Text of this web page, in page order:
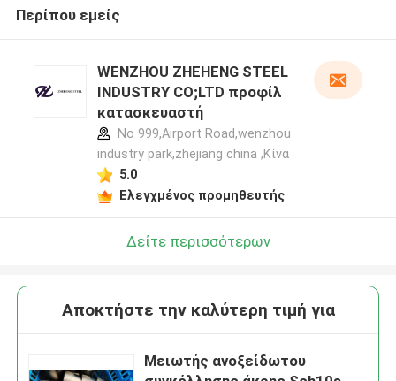
Περίπου εμείς
WENZHOU ZHEHENG STEEL
INDUSTRY CO;LTD προφίλ
κατασκευαστή
No 999,Airport Road,wenzhou
industry park,zhejiang china ,Κίνα
5.0
Ελεγχμένος προμηθευτής
Δείτε περισσότερων
Αποκτήστε την καλύτερη τιμή για
Μειωτής ανοξείδωτου